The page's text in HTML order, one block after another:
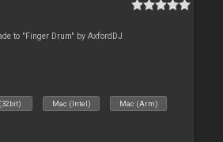
to "Finger Drum" by AxfordDJ
Mac (Intel) Mac (Arm)